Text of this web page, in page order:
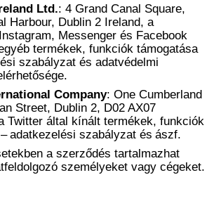
Ltd.: 4 Grand Canal Square,
Harbour, Dublin 2 Ireland, a
Messenger és Facebook
termékek, funkciók támogatása
szabályzat és adatvédelmi
.
Company: One Cumberland
Street, Dublin 2, D02 AX07
Twitter által kínált termékek, funkciók
adatkezelési szabályzat és ászf.
a szerződés tartalmazhat
személyeket vagy cégeket.